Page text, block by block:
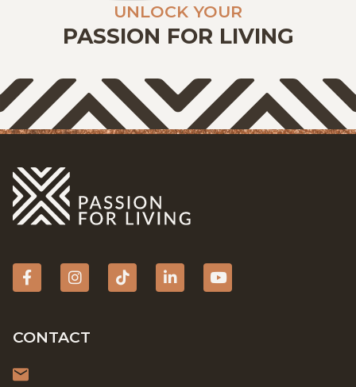
UNLOCK YOUR
PASSION FOR LIVING
FacebookInstagram
tiktokLinkedinYouTube
CONTACT